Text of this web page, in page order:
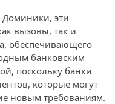
эти
вызовы, так и
обеспечивающего
банковским
поскольку банки
которые могут
новым требованиям.